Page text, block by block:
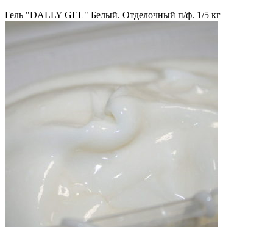
Гель "DALLY GEL" Белый. Отделочный п/ф. 1/5 кг